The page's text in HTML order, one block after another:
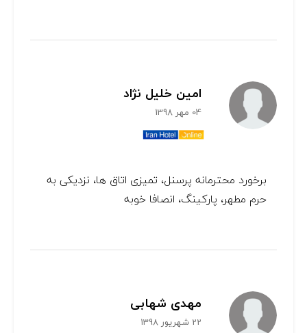
امین خلیل نژاد
04 مهر 1398
برخورد محترمانه پرسنل، تمیزی اتاق ها، نزدیکی به
حرم مطهر، پارکینگ، انصافا خوبه
مهدی شهابی
22 شهریور 1398